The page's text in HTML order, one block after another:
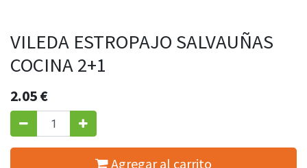
VILEDA ESTROPAJO SALVAUÑAS
COCINA 2+1
2.05€
Agregar al carrito